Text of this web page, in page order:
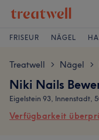
FRISEUR NÄGEL
Treatwell > Nägel >
Niki Nails
Eigelstein 93, Innenstadt,
Verfügbarkeit